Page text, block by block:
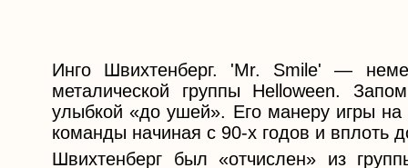
Инго Швихтенберг. 'Mr. Smile' —
металической группы Helloween.
улыбкой «до ушей». Его манеру игры на
команды начиная с 90-х годов и вплоть
Швихтенберг был «отчислен» из